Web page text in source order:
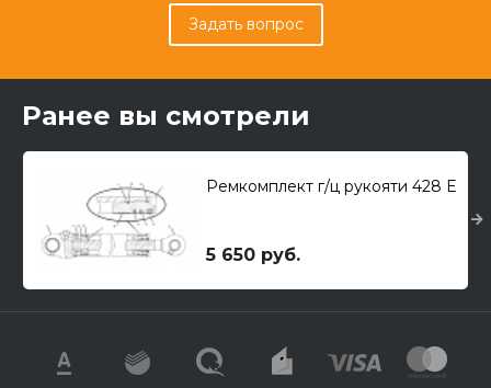
Задать вопрос
Ранее вы смотрели
Ремкомплект г/ц рукояти 428 E
5 650 руб.